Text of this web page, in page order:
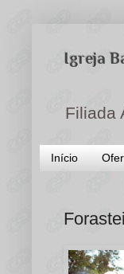
Igreja
Filiada
Início